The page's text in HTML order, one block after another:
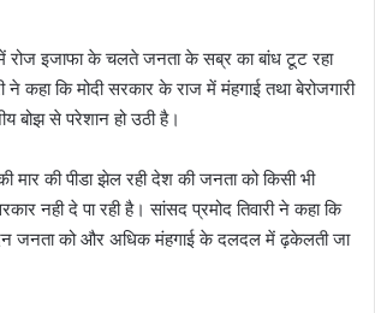
में रोज इजाफा के चलते जनता के सब्र का बांध टूट रहा
ने कहा कि मोदी सरकार के राज में मंहगाई तथा बेरोजगारी
बोझ से परेशान हो उठी है।
मार की पीडा झेल रही देश की जनता को किसी भी
नही दे पा रही है। सांसद प्रमोद तिवारी ने कहा कि
जनता को और अधिक मंहगाई के दलदल में ढ़केलती जा